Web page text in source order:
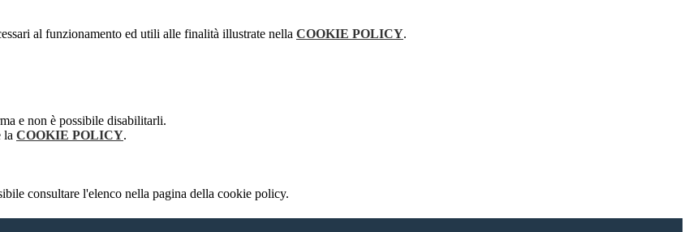
al funzionamento ed utili alle finalità illustrate nella COOKIE POLICY.
e non è possibile disabilitarli.
la COOKIE POLICY.
consultare l'elenco nella pagina della cookie policy.